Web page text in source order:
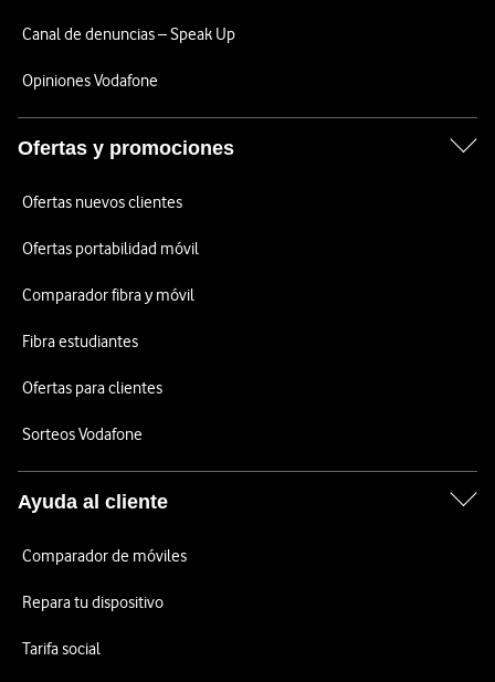
Canal de denuncias – Speak Up
Opiniones Vodafone
Ofertas y promociones
Ofertas nuevos clientes
Ofertas portabilidad móvil
Comparador fibra y móvil
Fibra estudiantes
Ofertas para clientes
Sorteos Vodafone
Ayuda al cliente
Comparador de móviles
Repara tu dispositivo
Tarifa social